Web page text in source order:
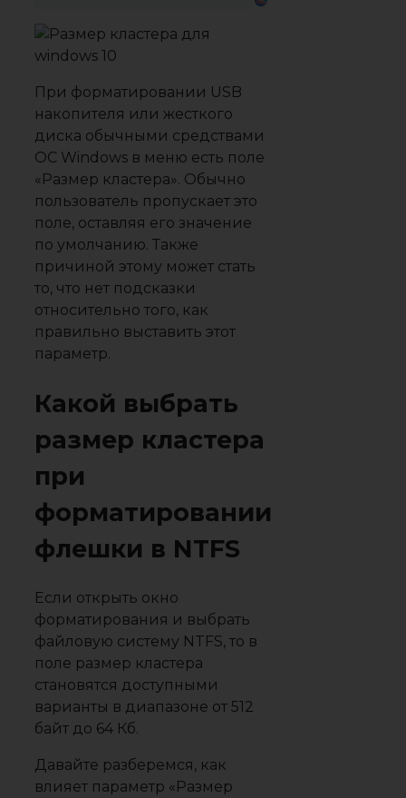
При форматировании USB
накопителя или жесткого
диска обычными средствами
ОС Windows в меню есть поле
«Размер кластера». Обычно
пользователь пропускает это
поле, оставляя его значение
по умолчанию. Также
причиной этому может стать
то, что нет подсказки
относительно того, как
правильно выставить этот
параметр.
Какой выбрать
размер кластера
при
форматировании
флешки в NTFS
Если открыть окно
форматирования и выбрать
файловую систему NTFS, то в
поле размер кластера
становятся доступными
варианты в диапазоне от 512
байт до 64 Кб.
Давайте разберемся, как
влияет параметр «Размер